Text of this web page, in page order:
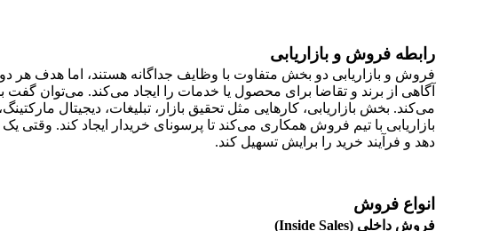
رابطه فروش و بازاریابی
فروش و بازاریابی دو بخش متفاوت با وظایف جداگانه هستند، اما هدف هر
آگاهی از برند و تقاضا برای محصول یا خدمات را ایجاد می‌کند. می‌توان
می‌کند. بخش بازاریابی، کارهایی مثل تحقیق بازار، تبلیغات، دیجیتال
بازاریابی با تیم فروش همکاری می‌کند تا پرسونای خریدار ایجاد کند.
دهد و فرآیند خرید را برایش تسهیل کند.
انواع فروش
فروش داخلی (Inside Sales)